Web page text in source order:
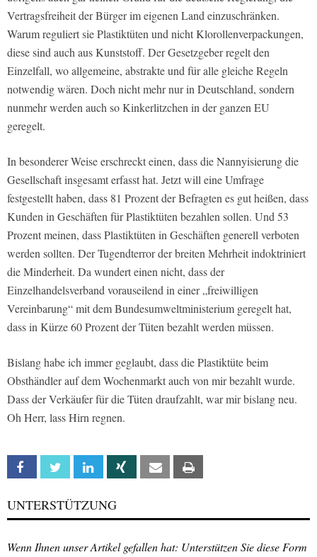
Vertragsfreiheit der Bürger im eigenen Land einzuschränken.
Warum reguliert sie Plastiktüten und nicht Klorollenverpackungen,
diese sind auch aus Kunststoff. Der Gesetzgeber regelt den
Einzelfall, wo allgemeine, abstrakte und für alle gleiche Regeln
notwendig wären. Doch nicht mehr nur in Deutschland, sondern
nunmehr werden auch so Kinkerlitzchen in der ganzen EU
geregelt.
In besonderer Weise erschreckt einen, dass die Nannyisierung die
Gesellschaft insgesamt erfasst hat. Jetzt will eine Umfrage
festgestellt haben, dass 81 Prozent der Befragten es gut heißen, dass
Kunden in Geschäften für Plastiktüten bezahlen sollen. Und 53
Prozent meinen, dass Plastiktüten in Geschäften generell verboten
werden sollten. Der Tugendterror der breiten Mehrheit indoktriniert
die Minderheit. Da wundert einen nicht, dass der
Einzelhandelsverband vorauseilend in einer „freiwilligen
Vereinbarung“ mit dem Bundesumweltministerium geregelt hat,
dass in Kürze 60 Prozent der Tüten bezahlt werden müssen.
Bislang habe ich immer geglaubt, dass die Plastiktüte beim
Obsthändler auf dem Wochenmarkt auch von mir bezahlt wurde.
Dass der Verkäufer für die Tüten draufzahlt, war mir bislang neu.
Oh Herr, lass Hirn regnen.
Facebook Twitter Linkedin Xing Email
UNTERSTÜTZUNG
Wenn Ihnen unser Artikel gefallen hat: Unterstützen Sie diese Form